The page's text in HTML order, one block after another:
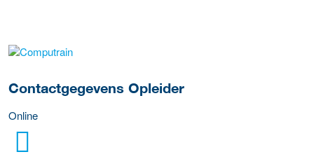
over deze opleider
Contactgegevens Opleider
Online